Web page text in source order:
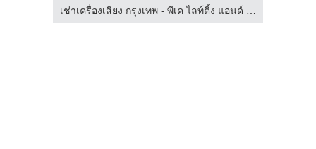
เช่าเครื่องเสียง กรุงเทพ - พีเค ไลท์ติ้ง แอนด์ ซาวด์